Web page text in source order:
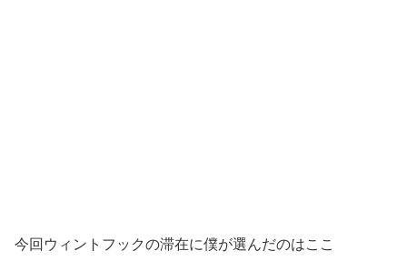
今回ウィントフックの滞在に僕が選んだのはここ